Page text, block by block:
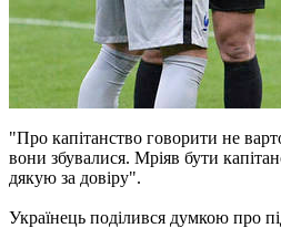
"Про капітанство говорити не
вони збувалися. Мріяв бути
дякую за довіру".
Українець поділився думкою про